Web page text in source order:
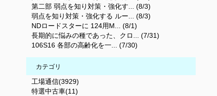
第二部 弱点を知り対策・強化す... (8/3)
弱点を知り対策・強化する ルー... (8/3)
NDロードスターに 124用M... (8/1)
長期的に悩みの種であった、クロ... (7/31)
106S16 各部の高齢化を一... (7/30)
カテゴリ
工場通信(3929)
特選中古車(11)